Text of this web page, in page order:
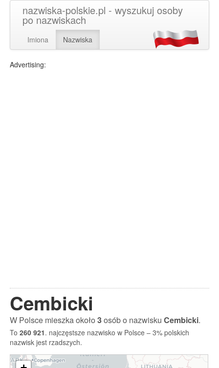
nazwiska-polskie.pl - wyszukuj osoby
po nazwiskach
Imiona Nazwiska
Advertising:
Cembicki
W Polsce mieszka około3osób o nazwisku Cembicki.
To 260 921. najczęstsze nazwisko w Polsce – 3% polskich
nazwisk jest rzadszych.